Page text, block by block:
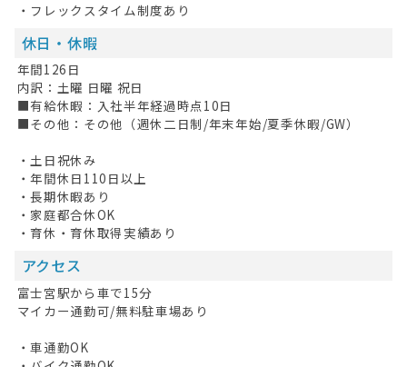
・フレックスタイム制度あり
休日・休暇
年間126日
内訳：土曜 日曜 祝日
■有給休暇：入社半年経過時点10日
■その他：その他（週休二日制/年末年始/夏季休暇/GW）
・土日祝休み
・年間休日110日以上
・長期休暇あり
・家庭都合休OK
・育休・育休取得実績あり
アクセス
富士宮駅から車で15分
マイカー通勤可/無料駐車場あり
・車通勤OK